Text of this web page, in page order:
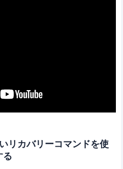
リカバリーコマンドを使
る